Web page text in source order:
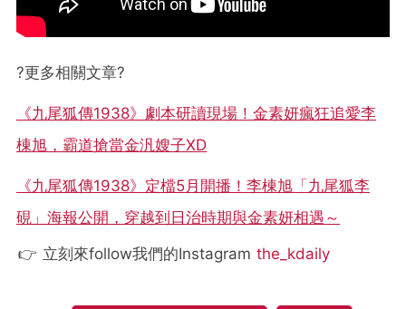
?更多相關文章?
《九尾狐傳1938》劇本研讀現場！金素妍瘋狂追愛李
棟旭，霸道搶當金汎嫂子XD
《九尾狐傳1938》定檔5月開播！李棟旭「九尾狐李
硯」海報公開，穿越到日治時期與金素妍相遇～
👉 立刻來follow我們的Instagram the_kdaily